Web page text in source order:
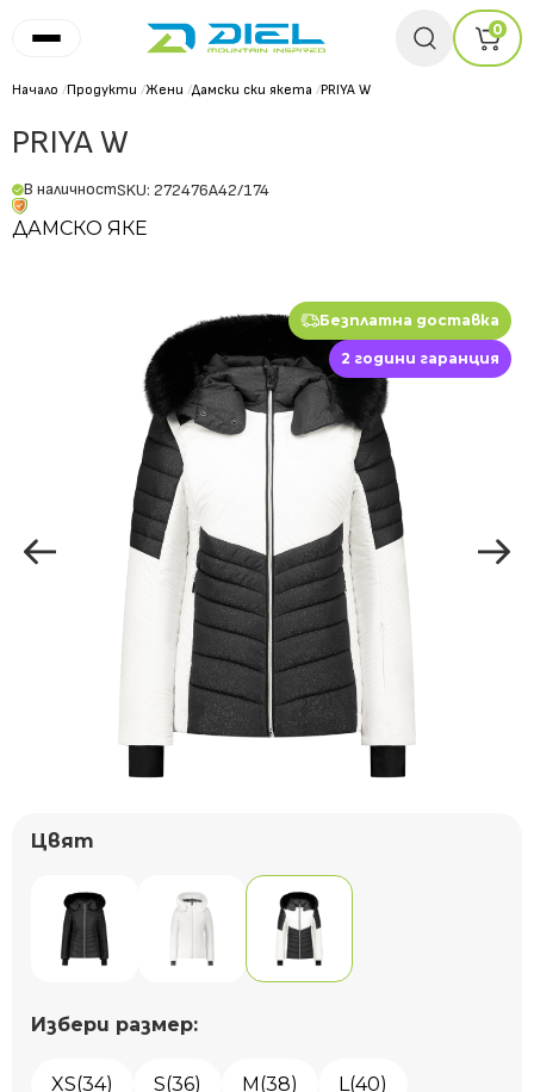
0
Начало /Продукти /Жени /Дамски ски якета /PRIYA W
PRIYA W
В наличностSKU: 272476A42/174
ДАМСКО ЯКЕ
Безплатна доставка
2 години гаранция
Цвят
Избери размер:
XS(34) S(36) M(38) L(40)